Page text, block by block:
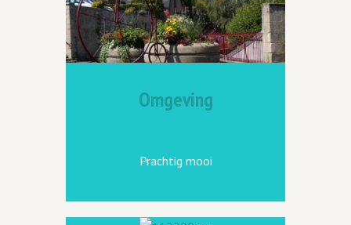
Omgeving
Prachtig mooi